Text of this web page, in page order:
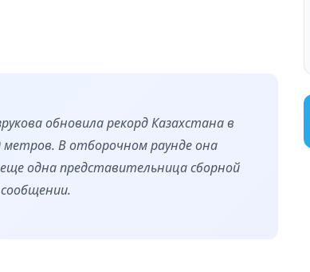
обновила рекорд Казахстана в
метров. В отборочном раунде она
одна представительница сборной